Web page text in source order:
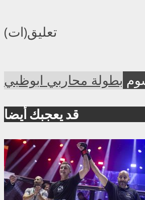
تعليق(ات)
بطولة محاربي ابوظبي
قد يعجبك أيضا